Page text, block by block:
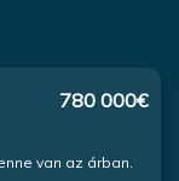
780 000€
van az árban.